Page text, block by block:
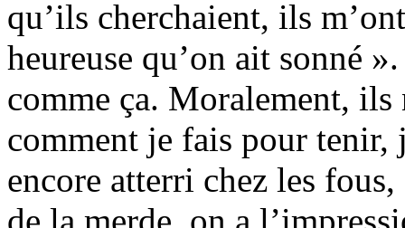
qu’ils cherchaient, ils
heureuse qu’on ait sonné
comme ça. Moralement, ils
comment je fais pour tenir,
encore atterri chez les
de la merde, on a